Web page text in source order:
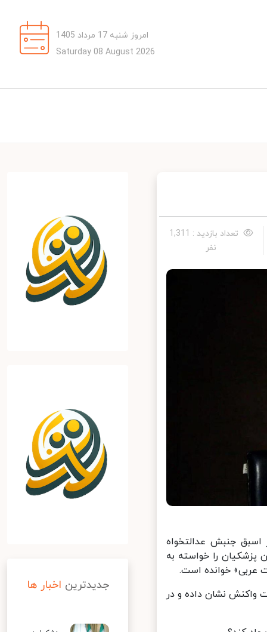
امروز شنبه 17 مرداد 1405
Saturday 08 August 2026
تعداد بازدید : 1,311
نفر
جنبش عدالتخواه
را خواسته به
عربی» خوانده است.
واکنش نشان داده و در
جدیدترین اخبار ها